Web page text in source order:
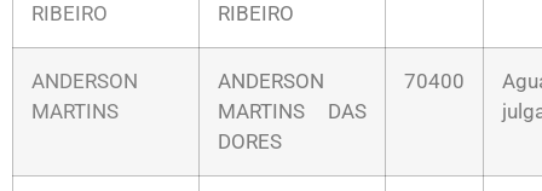
RIBEIRO
RIBEIRO
ANDERSON
MARTINS
ANDERSON
MARTINS DAS
DORES
70400